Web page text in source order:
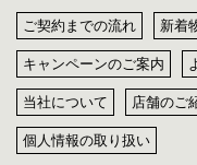
ご契約までの流れ 新着
キャンペーンのご案内
当社について 店舗のご
個人情報の取り扱い